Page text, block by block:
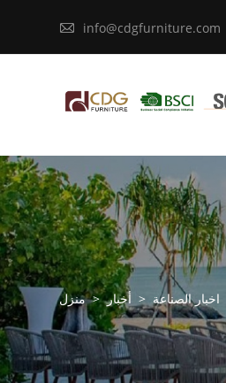
 info@cdgfurniture.com
منزل > أخبار > اخبار الصناعة